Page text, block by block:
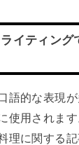
イティング
語的な表現
使用されま
理に関する